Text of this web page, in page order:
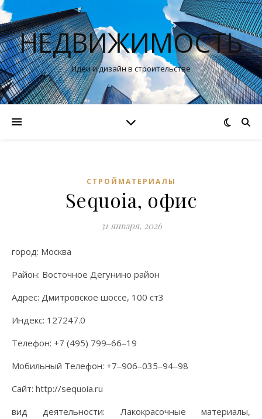
НЕДВИЖИМОСТЬ
Идеи и дизайн в строительстве
СТРОЙМАТЕРИАЛЫ
Sequoia, офис
31 января, 2026
город: Москва
Район: Восточное Дегунино район
Адрес: Дмитровское шоссе, 100 ст3
Индекс: 127247.0
Телефон: +7 (495) 799‒66‒19
Мобильный Телефон: +7‒906‒035‒94‒98
Сайт: http://sequoia.ru
вид деятельности: Лакокрасочные материалы,